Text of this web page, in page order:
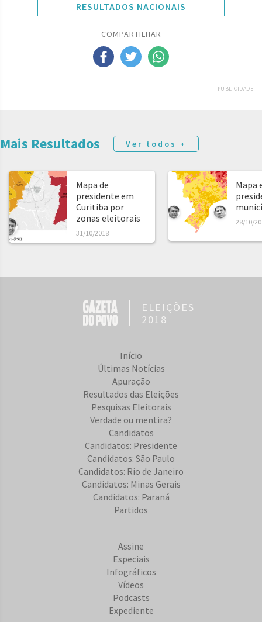
RESULTADOS NACIONAIS
COMPARTILHAR
PUBLICIDADE
Mais Resultados Ver todos +
Mapa de
presidente em
Curitiba por
zonas eleitorais
31/10/2018
Mapa
28/10/
ELEIÇÕES
2018
Início
Últimas Notícias
Apuração
Resultados das Eleições
Pesquisas Eleitorais
Verdade ou mentira?
Candidatos
Candidatos: Presidente
Candidatos: São Paulo
Candidatos: Rio de Janeiro
Candidatos: Minas Gerais
Candidatos: Paraná
Partidos
Assine
Especiais
Infográficos
Vídeos
Podcasts
Expediente